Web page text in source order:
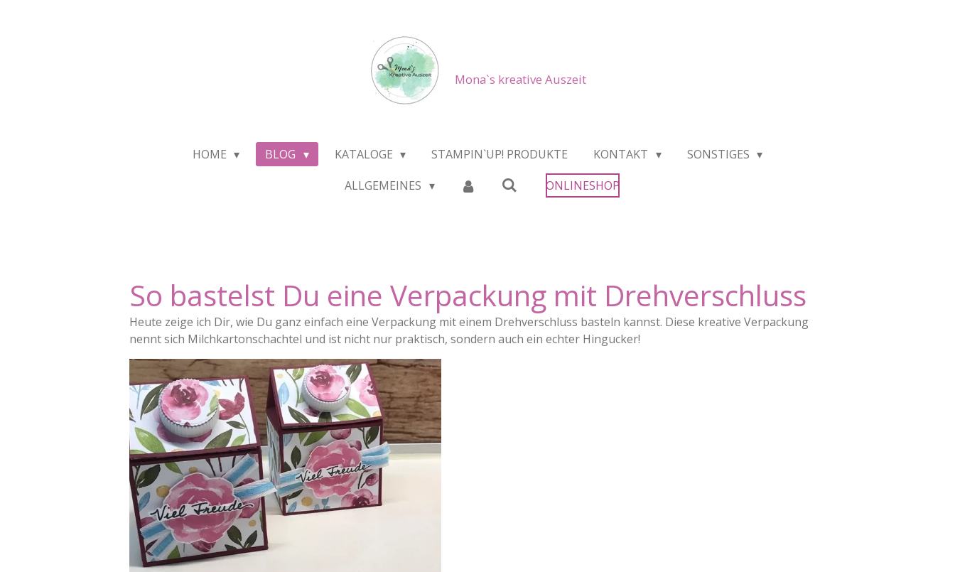
Mona`s kreative Auszeit
HOME BLOG KATALOGE STAMPIN`UP! PRODUKTE KONTAKT
SONSTIGES
ALLGEMEINES
ONLINESHOP
So bastelst Du eine Verpackung mit Drehverschluss
Heute zeige ich Dir, wie Du ganz einfach eine Verpackung mit einem Drehverschluss basteln kannst. Diese kreative Verpackung
nennt sich Milchkartonschachtel und ist nicht nur praktisch, sondern auch ein echter Hingucker!